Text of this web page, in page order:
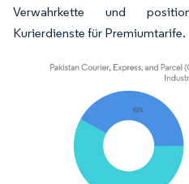
Verwahrkette und
Kurierdienste für Premiumtarife.